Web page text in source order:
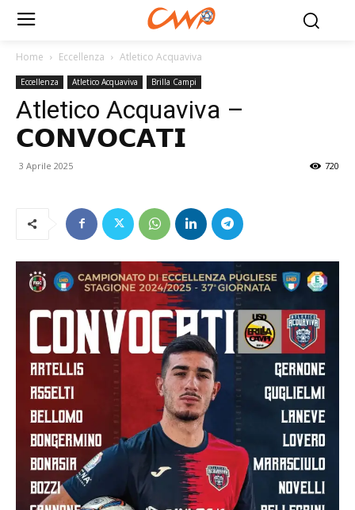
Home Eccellenza Atletico Acquaviva
Eccellenza Atletico Acquaviva Brilla Campi
Atletico Acquaviva –
𝗖𝗢𝗡𝗩𝗢𝗖𝗔𝗧𝗜
3 Aprile 2025 720